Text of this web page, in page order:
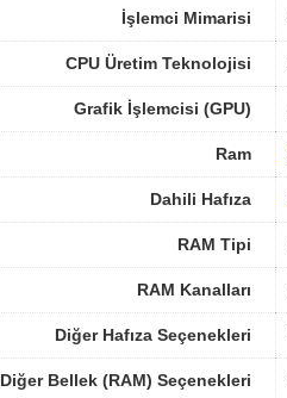
İşlemci Mimarisi
CPU Üretim Teknolojisi
Grafik İşlemcisi (GPU)
Ram
Dahili Hafıza
RAM Tipi
RAM Kanalları
Diğer Hafıza Seçenekleri
Diğer Bellek (RAM) Seçenekleri